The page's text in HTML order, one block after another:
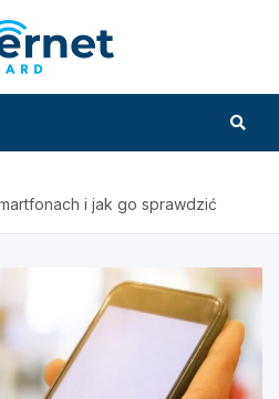
i jak go sprawdzić